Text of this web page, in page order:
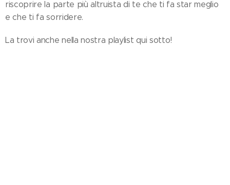
riscoprire la parte più altruista di te che ti fa star meglio
e che ti fa sorridere.
La trovi anche nella nostra playlist qui sotto!